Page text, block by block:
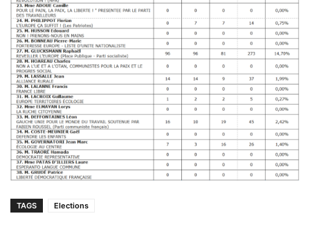
TAGS Elections